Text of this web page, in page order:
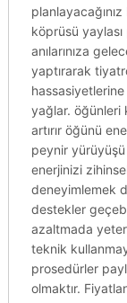
köprüsü yaylası
anılarınıza
yaptırarak
yağlar. öğünleri
artırır öğünü
peynir
enerjinizi
deneyimlemek
destekler
azaltmada
teknik
prosedürler
olmaktır.